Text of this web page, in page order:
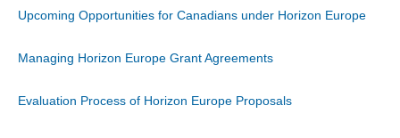
Upcoming Opportunities for Canadians under Horizon Europe
Managing Horizon Europe Grant Agreements
Evaluation Process of Horizon Europe Proposals